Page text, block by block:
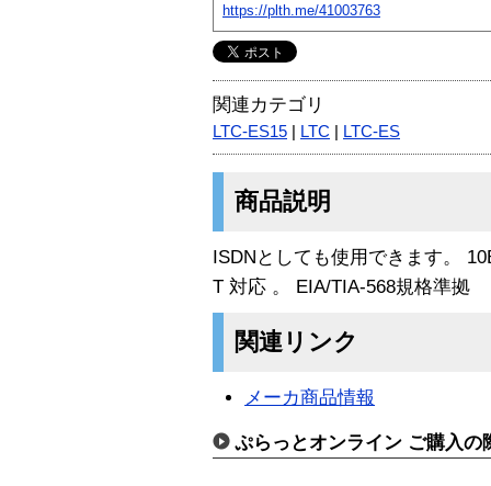
https://plth.me/41003763
関連カテゴリ
LTC-ES15 LTC LTC-ES
商品説明
ISDNとしても使用できます。
T 対応 。 EIA/TIA-568規格準拠
関連リンク
メーカ商品情報
ぷらっとオンライン ご購入の